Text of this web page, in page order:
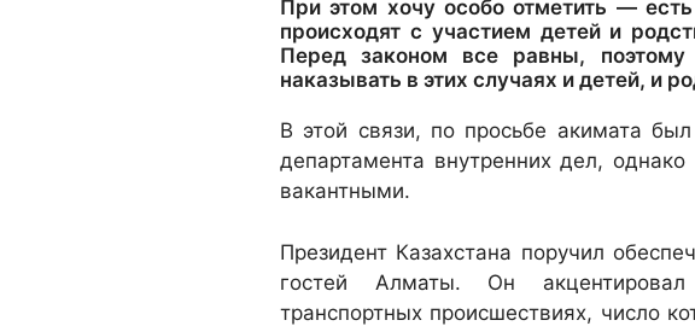
При этом хочу особо отметить —
происходят с участием детей и
Перед законом все равны,
наказывать в этих случаях и детей, и
В этой связи, по просьбе акимата
департамента внутренних дел,
вакантными.
Президент Казахстана поручил
гостей Алматы. Он
транспортных происшествиях, число